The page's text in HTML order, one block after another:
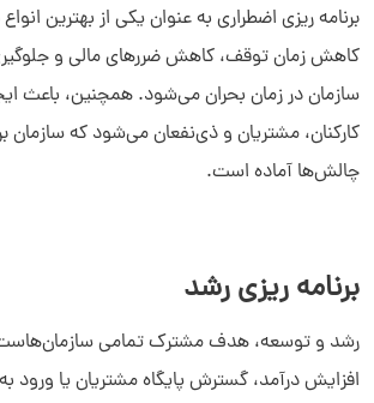
برنامه ریزی اضطراری به عنوان یکی از بهترین
کاهش زمان توقف، کاهش ضررهای مالی و
سازمان در زمان بحران می‌شود. همچنین، باعث
کارکنان، مشتریان و ذی‌نفعان می‌شود که سازمان
چالش‌ها آماده است.
برنامه ریزی رشد
رشد و توسعه، هدف مشترک تمامی
افزایش درآمد، گسترش پایگاه مشتریان یا ورود